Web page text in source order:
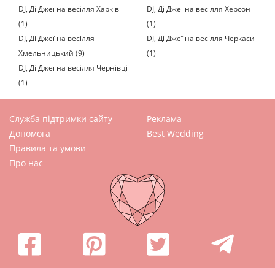
DJ, Ді Джеї на весілля Харків
(1)
DJ, Ді Джеї на весілля Херсон
(1)
DJ, Ді Джеї на весілля
Хмельницький (9)
DJ, Ді Джеї на весілля Черкаси
(1)
DJ, Ді Джеї на весілля Чернівці
(1)
Служба підтримки сайту
Допомога
Правила та умови
Про нас
Реклама
Best Wedding